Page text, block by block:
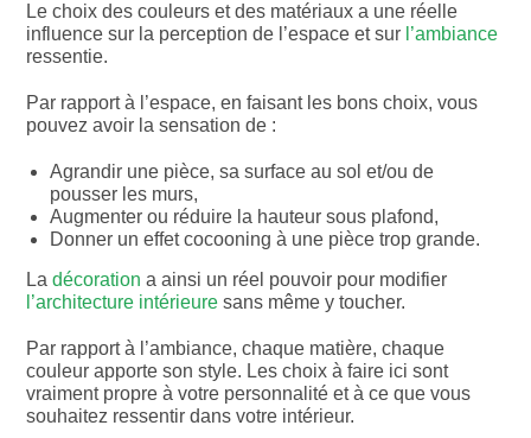
Le choix des couleurs et des matériaux a une réelle
influence sur la perception de l’espace et sur l’ambiance
ressentie.
Par rapport à l’espace, en faisant les bons choix, vous
pouvez avoir la sensation de :
Agrandir une pièce, sa surface au sol et/ou de
pousser les murs,
Augmenter ou réduire la hauteur sous plafond,
Donner un effet cocooning à une pièce trop grande.
Ladécoration a ainsi un réel pouvoir pour modifier
l’architecture intérieure sans même y toucher.
Par rapport à l’ambiance, chaque matière, chaque
couleur apporte son style. Les choix à faire ici sont
vraiment propre à votre personnalité et à ce que vous
souhaitez ressentir dans votre intérieur.